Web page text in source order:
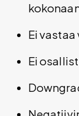
Ei
Ei